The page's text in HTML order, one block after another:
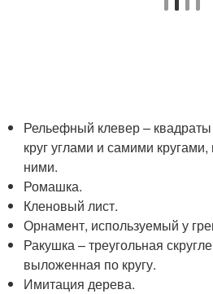
Рельефный клевер –
круг углами и самими
ними.
Ромашка.
Кленовый лист.
Орнамент, используемый у
Ракушка – треугольная
выложенная по кругу.
Имитация дерева.